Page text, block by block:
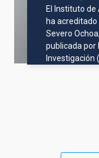
El Instituto
ha
Severo
publicada por
Investigación